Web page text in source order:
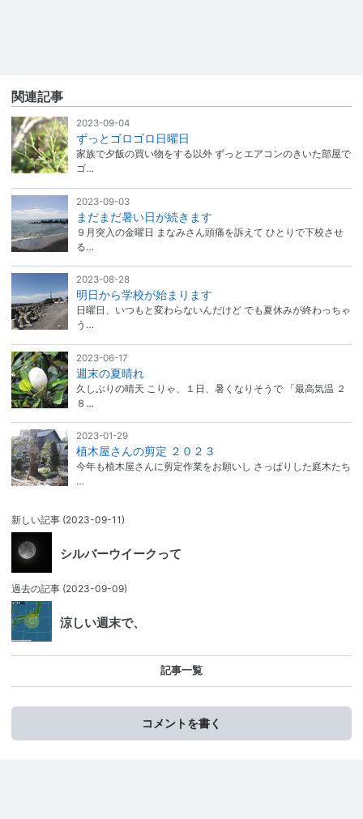
関連記事
2023-09-04
ずっとゴロゴロ日曜日
家族で夕飯の買い物をする以外 ずっとエアコンのきいた部屋で
ゴ…
2023-09-03
まだまだ暑い日が続きます
９月突入の金曜日 まなみさん頭痛を訴えて ひとりで下校させ
る…
2023-08-28
明日から学校が始まります
日曜日、いつもと変わらないんだけど でも夏休みが終わっちゃ
う…
2023-06-17
週末の夏晴れ
久しぶりの晴天 こりゃ、１日、暑くなりそうで 「最高気温 ２
８…
2023-01-29
植木屋さんの剪定 ２０２３
今年も植木屋さんに剪定作業をお願いし さっぱりした庭木たち
…
新しい記事 (2023-09-11)
シルバーウイークって
過去の記事 (2023-09-09)
涼しい週末で、
記事一覧
コメントを書く